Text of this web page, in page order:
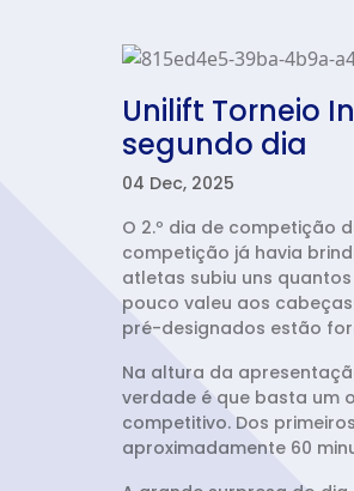
Unilift Torneio
segundo dia
04 Dec, 2025
O 2.º dia de competição
competição já havia
atletas subiu uns
pouco valeu aos
pré-designados estão
Na altura da
verdade é que basta um
competitivo. Dos
aproximadamente 60